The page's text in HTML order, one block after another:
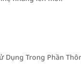
Dụng Trong Phần